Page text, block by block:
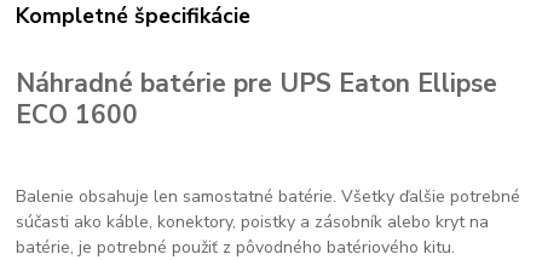
Kompletné špecifikácie
Náhradné batérie pre UPS Eaton Ellipse
ECO 1600
Balenie obsahuje len samostatné batérie. Všetky ďalšie potrebné
súčasti ako káble, konektory, poistky a zásobník alebo kryt na
batérie, je potrebné použiť z pôvodného batériového kitu.